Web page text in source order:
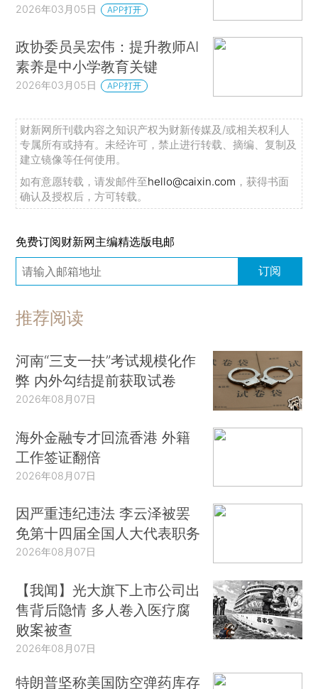
2026年03月05日 APP打开
政协委员吴宏伟：提升教师AI
素养是中小学教育关键
2026年03月05日 APP打开
财新网所刊载内容之知识产权为财新传媒及/或相关权利人
专属所有或持有。未经许可，禁止进行转载、摘编、复制及
建立镜像等任何使用。
如有意愿转载，请发邮件至hello@caixin.com ，获得书面
确认及授权后，方可转载。
免费订阅财新网主编精选版电邮
订阅
推荐阅读
河南“三支一扶”考试规模化作
弊 内外勾结提前获取试卷
2026年08月07日
海外金融专才回流香港 外籍
工作签证翻倍
2026年08月07日
因严重违纪违法 李云泽被罢
免第十四届全国人大代表职务
2026年08月07日
【我闻】光大旗下上市公司出
售背后隐情 多人卷入医疗腐
败案被查
2026年08月07日
特朗普坚称美国防空弹药库存